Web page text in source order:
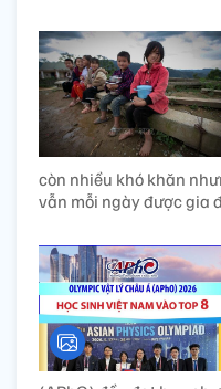
còn nhiều khó khăn
vẫn mỗi ngày được gia